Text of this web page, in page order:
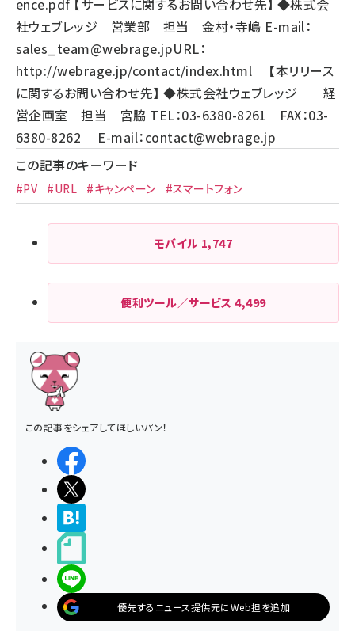
ence.pdf 【サービスに関するお問い合わせ先】 ◆株式会
社ウェブレッジ 営業部 担当 金村・寺嶋 E-mail：
sales_team@webrage.jpURL：
http://webrage.jp/contact/index.html 【本リリース
に関するお問い合わせ先】 ◆株式会社ウェブレッジ 経
営企画室 担当 宮脇 TEL：03-6380-8261 FAX：03-
6380-8262 E-mail：contact@webrage.jp
この記事のキーワード
#PV #URL #キャンペーン #スマートフォン
モバイル 1,747
便利ツール／サービス4,499
この記事をシェアしてほしいパン！
優先するニュース提供元にWeb担を追加